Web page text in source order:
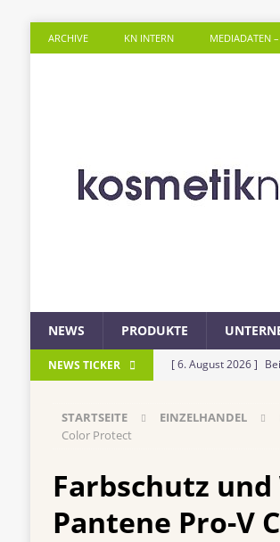
ARCHIVE KN INTERN MEDIADATEN
NEWS PRODUKTE
NEWS TICKER [ 6. August 2026 ]
[ 5. August 2026 ]
Einkauf
[ 3. August 2026 ]
STARTSEITE EINZELHANDEL
Color Protect
Farbschutz
Pantene Pro-V